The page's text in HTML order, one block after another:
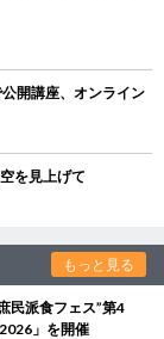
開講座、オンライン
を見上げて
もっと見る
民派食フェス”第4
」を開催